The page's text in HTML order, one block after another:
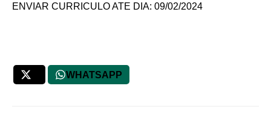
ENVIAR CURRICULO ATE DIA: 09/02/2024
WHATSAPP